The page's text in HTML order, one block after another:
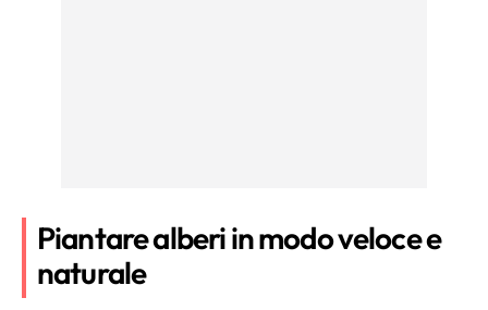
Piantare alberi in modo veloce e
naturale